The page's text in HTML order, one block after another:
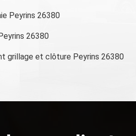
Peyrins 26380
26380
grillage et clôture Peyrins 26380